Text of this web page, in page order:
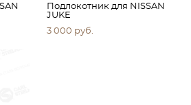
Подлокотник для NISSAN
JUKE
3 000 pуб.